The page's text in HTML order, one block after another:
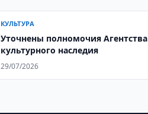
КУЛЬТУРА
Уточнены полномочия Агентства
культурного наследия
29/07/2026